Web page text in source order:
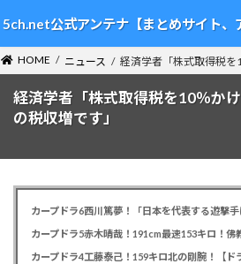
ン
テ
ン
ツ
ビ
ゲ
ー
シ
5ch.net公式アンテナ【まとめサイト、
HOME ニュース 経済学者「株式取得税
経済学者「株式取得税を10％か
の税収増です」
カープドラ4工藤泰己！159キロ北の剛腕！【ド